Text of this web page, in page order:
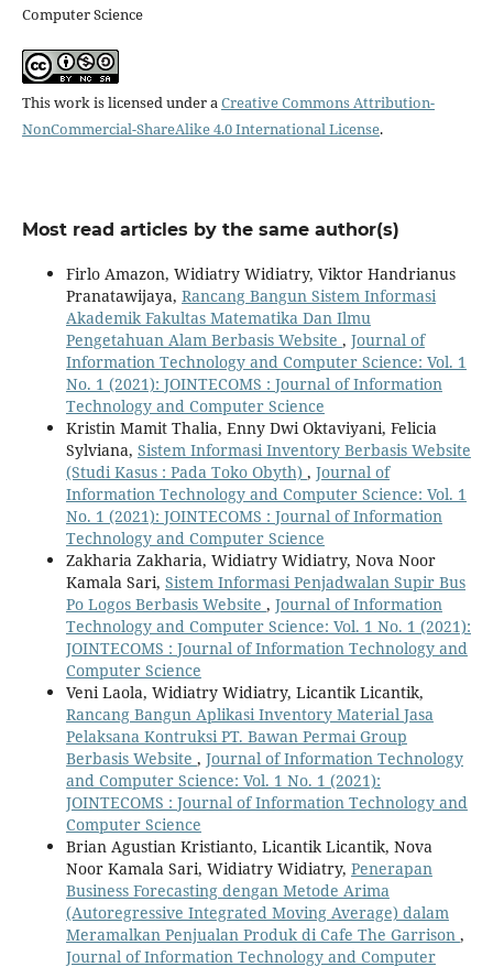
Computer Science
This work is licensed under aCreative Commons Attribution-
NonCommercial-ShareAlike 4.0 International License.
Most read articles by the same author(s)
Firlo Amazon, Widiatry Widiatry, Viktor Handrianus
Pranatawijaya, Rancang Bangun Sistem Informasi
Akademik Fakultas Matematika Dan Ilmu
Pengetahuan Alam Berbasis Website , Journal of
Information Technology and Computer Science: Vol. 1
No. 1 (2021): JOINTECOMS : Journal of Information
Technology and Computer Science
Kristin Mamit Thalia, Enny Dwi Oktaviyani, Felicia
Sylviana, Sistem Informasi Inventory Berbasis Website
(Studi Kasus : Pada Toko Obyth) , Journal of
Information Technology and Computer Science: Vol. 1
No. 1 (2021): JOINTECOMS : Journal of Information
Technology and Computer Science
Zakharia Zakharia, Widiatry Widiatry, Nova Noor
Kamala Sari, Sistem Informasi Penjadwalan Supir Bus
Po Logos Berbasis Website , Journal of Information
Technology and Computer Science: Vol. 1 No. 1 (2021):
JOINTECOMS : Journal of Information Technology and
Computer Science
Veni Laola, Widiatry Widiatry, Licantik Licantik,
Rancang Bangun Aplikasi Inventory Material Jasa
Pelaksana Kontruksi PT. Bawan Permai Group
Berbasis Website , Journal of Information Technology
and Computer Science: Vol. 1 No. 1 (2021):
JOINTECOMS : Journal of Information Technology and
Computer Science
Brian Agustian Kristianto, Licantik Licantik, Nova
Noor Kamala Sari, Widiatry Widiatry, Penerapan
Business Forecasting dengan Metode Arima
(Autoregressive Integrated Moving Average) dalam
Meramalkan Penjualan Produk di Cafe The Garrison ,
Journal of Information Technology and Computer